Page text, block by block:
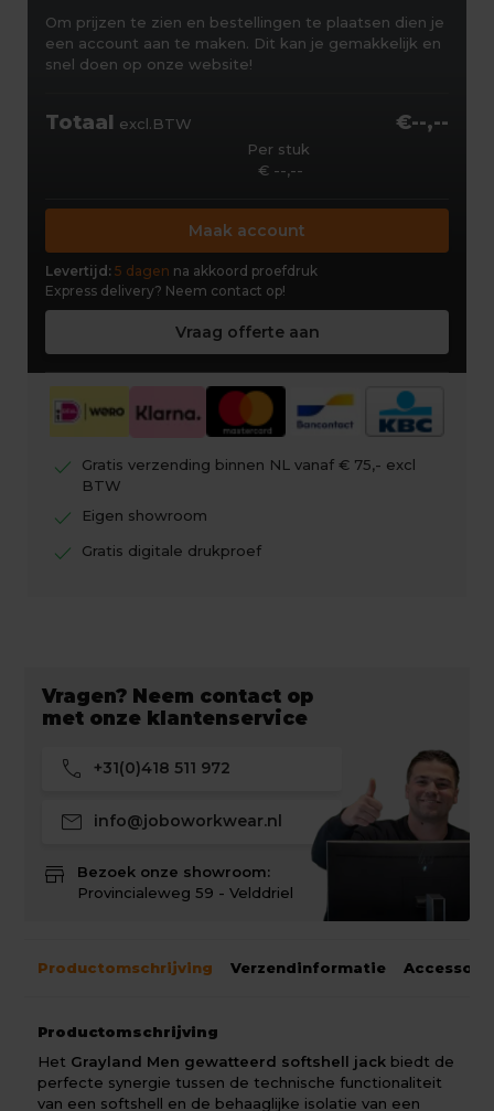
Om prijzen te zien en bestellingen te plaatsen dien je
een account aan te maken. Dit kan je gemakkelijk en
snel doen op onze website!
Totaal excl.BTW €--,--
Per stuk
€ --,--
Maak account
Levertijd: 5 dagen na akkoord proefdruk
Express delivery? Neem contact op!
Vraag offerte aan
check
Gratis verzending binnen NL vanaf € 75,- excl
BTW
check Eigen showroom
check Gratis digitale drukproef
Vragen? Neem contact op
met onze klantenservice
call +31(0)418 511 972
mail info@joboworkwear.nl
store
Bezoek onze showroom:
Provincialeweg 59 - Velddriel
Productomschrijving Verzendinformatie
Productomschrijving
Het Grayland Men gewatteerd softshell jack biedt de
perfecte synergie tussen de technische functionaliteit
van een softshell en de behaaglijke isolatie van een